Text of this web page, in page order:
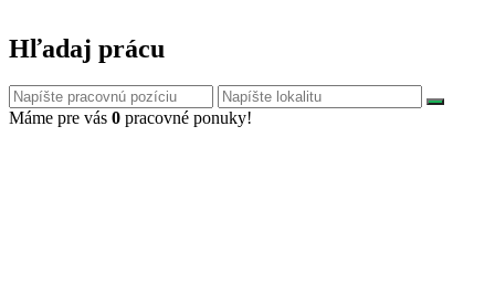
Hľadaj prácu
Máme pre vás 0 pracovné ponuky!